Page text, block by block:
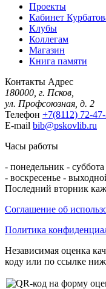
Проекты
Кабинет
Клубы
Коллегам
Магазин
Книга памяти
Контакты Адрес
180000, г. Псков,
ул. Профсоюзная, д. 2
Телефон +7(8112) 72-
E-mail bib@pskovlib.ru
Часы работы
- понедельник -
- воскресенье -
Последний вторник
Соглашение об
Политика
Независимая оценка
коду или по ссылке